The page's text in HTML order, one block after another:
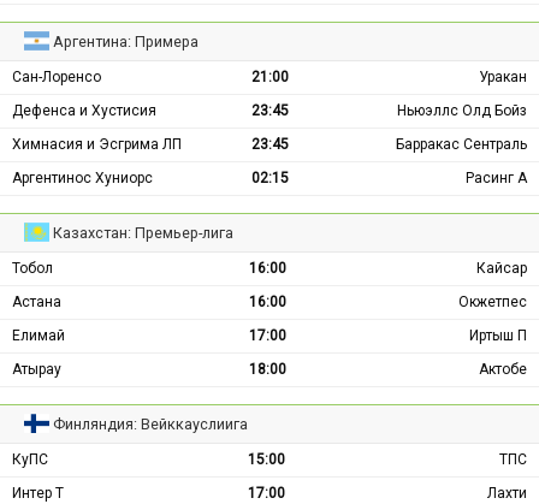
Аргентина: Примера
Сан-Лоренсо 21:00
Уракан
Дефенса и Хустисия
23:45
Ньюэллс Олд Бойз
Химнасия и Эсгрима ЛП
23:45
Барракас Сентраль
Аргентинос Хуниорс
02:15 Расинг А
Казахстан: Премьер-лига
Тобол 16:00
Кайсар
Астана
16:00
Окжетпес
Елимай
17:00
Иртыш П
Атырау
18:00 Актобе
Финляндия: Вейккауслиига
КуПС 15:00
ТПС
Интер Т
17:00
Лахти